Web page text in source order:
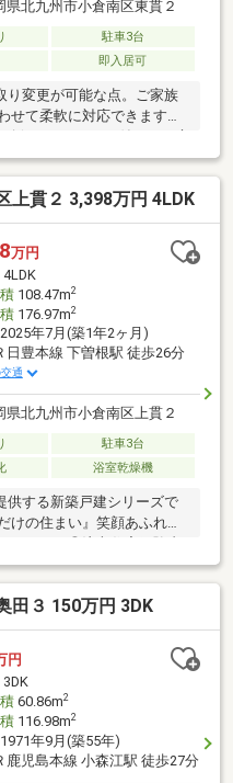
県北九州市小倉南区東貫２
駐車3台
即入居可
り変更が可能な点。ご家族
て柔軟に対応できます。
保でき、テラス付きのお庭
ある暮らしが実現。子育て
ひ一度、生まれ変わる家を
実施済み(結果報告書あ
ストップサービス】・当社
関するエキスパート！・物
積り♪・住み替え先を探し
ます！
上貫２ 3,398万円 4LDK
万円
4LDK
108.47m2
176.97m2
2025年7月(築1年2ヶ月)
日豊本線 下曽根駅 徒歩26分
通
県北九州市小倉南区上貫２
駐車3台
浴室乾燥機
供する新築戸建シリーズで
けの住まい』笑顔あふれる
枠を超え、１棟ごとに異な
む人の視点で配置した機能
ート・家事効率を高める動
◎家族の健康と快適を支え
により、夏涼しく冬温かい
「全館浄水システム」を標
田３ 150万円 3DK
円
3DK
60.86m2
116.98m2
1971年9月(築55年)
鹿児島本線 小森江駅 徒歩27分